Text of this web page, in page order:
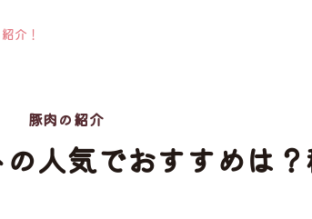
介！
豚肉の紹介
人気でおすすめは